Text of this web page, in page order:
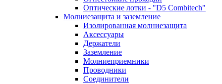
Оптические лотки - "D5 Combitech"
Молниезащита и заземление
Изолированная молниезащита
Аксессуары
Держатели
Заземление
Молниеприемники
Проводники
Соединители